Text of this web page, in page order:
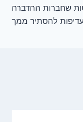
שחברות ההדברה
להסתיר ממך